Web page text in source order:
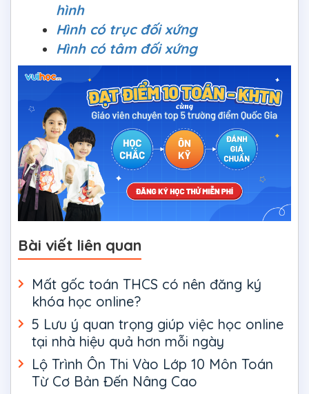
hình
Hình có trục đối xứng
Hình có tâm đối xứng
Bài viết liên quan
Mất gốc toán THCS có nên đăng ký
khóa học online?
5 Lưu ý quan trọng giúp việc học online
tại nhà hiệu quả hơn mỗi ngày
Lộ Trình Ôn Thi Vào Lớp 10 Môn Toán
Từ Cơ Bản Đến Nâng Cao